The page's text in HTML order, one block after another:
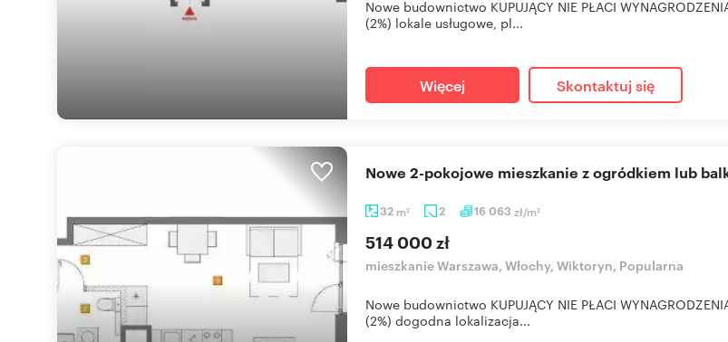
Nowe budownictwo KUPUJĄCY NIE PŁACI
(2%) lokale usługowe, pl...
Więcej Skontaktuj się
32 m2 2 16 063 zł/m2
Nowe 2-pokojowe mieszkanie z ogródkiem lub
514 000 zł
mieszkanie Warszawa, Włochy, Wiktoryn, Popularna
Nowe budownictwo KUPUJĄCY NIE PŁACI
(2%) dogodna lokalizacja...